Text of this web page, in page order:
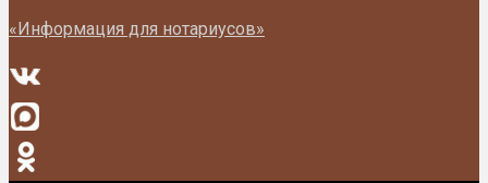
«Информация для нотариусов»